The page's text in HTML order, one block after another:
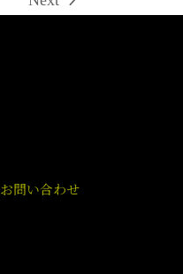
next
お問い合わせ